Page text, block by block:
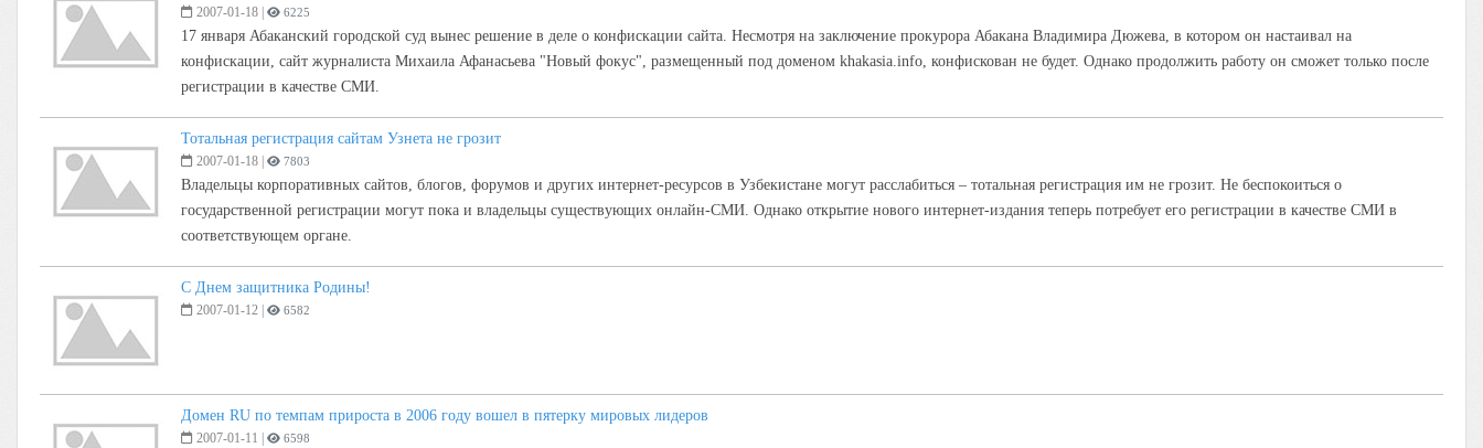
2007-01-18 6225
17 января Абаканский городской суд вынес решение в деле о конфискации сайта. Несмотря на заключение прокурора Абакана Владимира Дюжева, в котором он настаивал на
конфискации, сайт журналиста Михаила Афанасьева "Новый фокус", размещенный под доменом khakasia.info, конфискован не будет. Однако продолжить работу он сможет только после
регистрации в качестве СМИ.
Тотальная регистрация сайтам Узнета не грозит
2007-01-18 7803
Владельцы корпоративных сайтов, блогов, форумов и других интернет-ресурсов в Узбекистане могут расслабиться – тотальная регистрация им не грозит. Не беспокоиться о
государственной регистрации могут пока и владельцы существующих онлайн-СМИ. Однако открытие нового интернет-издания теперь потребует его регистрации в качестве СМИ в
соответствующем органе.
C Днем защитника Родины!
2007-01-12 6582
Домен RU по темпам прироста в 2006 году вошел в пятерку мировых лидеров
2007-01-11 6598